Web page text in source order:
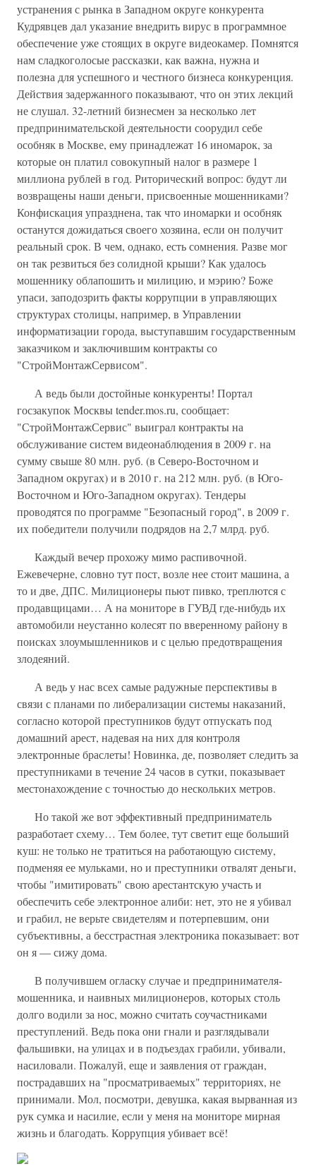
устранения с рынка в Западном округе конкурента
Кудрявцев дал указание внедрить вирус в программное
обеспечение уже стоящих в округе видеокамер. Помнятся
нам сладкоголосые рассказки, как важна, нужна и
полезна для успешного и честного бизнеса конкуренция.
Действия задержанного показывают, что он этих лекций
не слушал. 32-летний бизнесмен за несколько лет
предпринимательской деятельности соорудил себе
особняк в Москве, ему принадлежат 16 иномарок, за
которые он платил совокупный налог в размере 1
миллиона рублей в год. Риторический вопрос: будут ли
возвращены наши деньги, присвоенные мошенниками?
Конфискация упразднена, так что иномарки и особняк
останутся дожидаться своего хозяина, если он получит
реальный срок. В чем, однако, есть сомнения. Разве мог
он так резвиться без солидной крыши? Как удалось
мошеннику облапошить и милицию, и мэрию? Боже
упаси, заподозрить факты коррупции в управляющих
структурах столицы, например, в Управлении
информатизации города, выступавшим государственным
заказчиком и заключившим контракты со
"СтройМонтажСервисом".
А ведь были достойные конкуренты! Портал
госзакупок Москвы tender.mos.ru, сообщает:
"СтройМонтажСервис" выиграл контракты на
обслуживание систем видеонаблюдения в 2009 г. на
сумму свыше 80 млн. руб. (в Северо-Восточном и
Западном округах) и в 2010 г. на 212 млн. руб. (в Юго-
Восточном и Юго-Западном округах). Тендеры
проводятся по программе "Безопасный город", в 2009 г.
их победители получили подрядов на 2,7 млрд. руб.
Каждый вечер прохожу мимо распивочной.
Ежевечерне, словно тут пост, возле нее стоит машина, а
то и две, ДПС. Милиционеры пьют пивко, треплются с
продавщицами… А на мониторе в ГУВД где-нибудь их
автомобили неустанно колесят по вверенному району в
поисках злоумышленников и с целью предотвращения
злодеяний.
А ведь у нас всех самые радужные перспективы в
связи с планами по либерализации системы наказаний,
согласно которой преступников будут отпускать под
домашний арест, надевая на них для контроля
электронные браслеты! Новинка, де, позволяет следить за
преступниками в течение 24 часов в сутки, показывает
местонахождение с точностью до нескольких метров.
Но такой же вот эффективный предприниматель
разработает схему… Тем более, тут светит еще больший
куш: не только не тратиться на работающую систему,
подменяя ее мульками, но и преступники отвалят деньги,
чтобы "имитировать" свою арестантскую участь и
обеспечить себе электронное алиби: нет, это не я убивал
и грабил, не верьте свидетелям и потерпевшим, они
субъективны, а бесстрастная электроника показывает: вот
он я — сижу дома.
В получившем огласку случае и предпринимателя-
мошенника, и наивных милиционеров, которых столь
долго водили за нос, можно считать соучастниками
преступлений. Ведь пока они гнали и разглядывали
фальшивки, на улицах и в подъездах грабили, убивали,
насиловали. Пожалуй, еще и заявления от граждан,
пострадавших на "просматриваемых" территориях, не
принимали. Мол, посмотри, девушка, какая вырванная из
рук сумка и насилие, если у меня на мониторе мирная
жизнь и благодать. Коррупция убивает всё!